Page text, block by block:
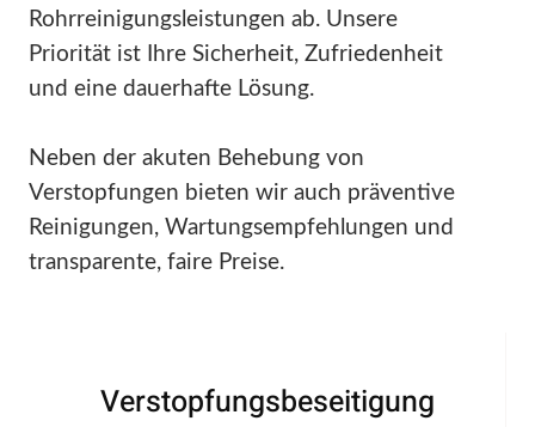
Rohrreinigungsleistungen ab. Unsere
Priorität ist Ihre Sicherheit, Zufriedenheit
und eine dauerhafte Lösung.
Neben der akuten Behebung von
Verstopfungen bieten wir auch präventive
Reinigungen, Wartungsempfehlungen und
transparente, faire Preise.
Verstopfungsbeseitigung